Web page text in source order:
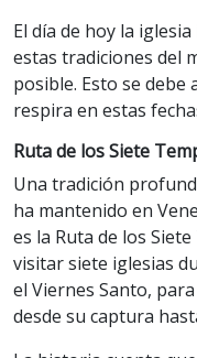
El día de hoy la
estas tradiciones del
posible. Esto se
respira en estas
Ruta de los Siete
Una tradición
ha mantenido en
es la Ruta de los
visitar siete iglesias
el Viernes Santo,
desde su captura